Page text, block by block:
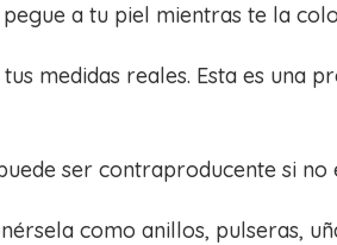
a tu piel mientras te la
medidas reales. Esta es una
ser contraproducente si no
como anillos, pulseras,